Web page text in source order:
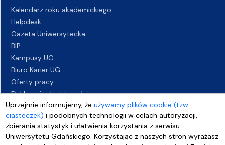
Uprzejmie informujemy, żeużywamy plików cookie (tzw.
ciasteczek) i podobnych technologii w celach autoryzacji,
zbierania statystyk i ułatwienia korzystania z serwisu
Uniwersytetu Gdańskiego. Korzystając z naszych stron wyrażasz
Kalendarz roku akademickiego
Helpdesk
Gazeta Uniwersytecka
BIP
Kampusy UG
Biuro Karier UG
Oferty pracy
Deklaracja dostępności